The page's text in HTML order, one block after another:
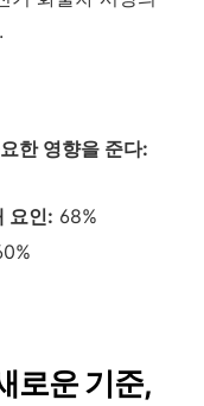
한 영향을 준다:
요인: 68%
로운 기준,